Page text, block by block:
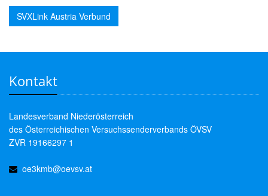
SVXLink Austria Verbund
Kontakt
Landesverband Niederösterreich
des Österreichischen Versuchssenderverbands ÖVSV
ZVR 19166297 1
oe3kmb@oevsv.at